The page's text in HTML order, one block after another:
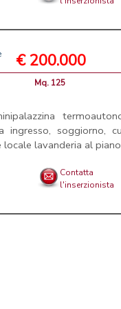
€ 200.000
Mq. 125
soggiorno,
lavanderia al piano
Contatta
l'inserzionista